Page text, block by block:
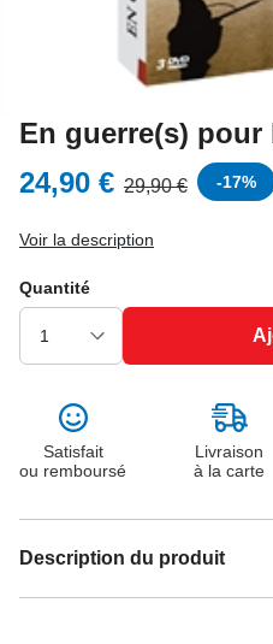
En guerre(s)
24,90 € 29,90 € -17%
Voir la description
Quantité
Satisfait
ou remboursé
Livraison
à la carte
Description du produit